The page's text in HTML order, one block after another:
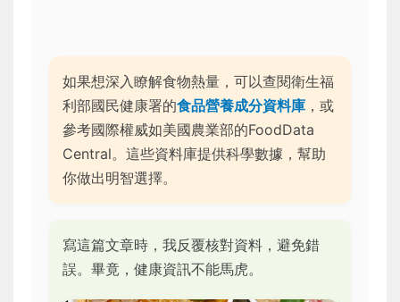
如果想深入瞭解食物熱量，可以查閱衛生福
利部國民健康署的食品營養成分資料庫 ，或
參考國際權威如美國農業部的FoodData
Central。這些資料庫提供科學數據，幫助
你做出明智選擇。
寫這篇文章時，我反覆核對資料，避免錯
誤。畢竟，健康資訊不能馬虎。